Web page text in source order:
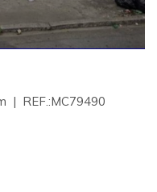
| REF.:MC79490